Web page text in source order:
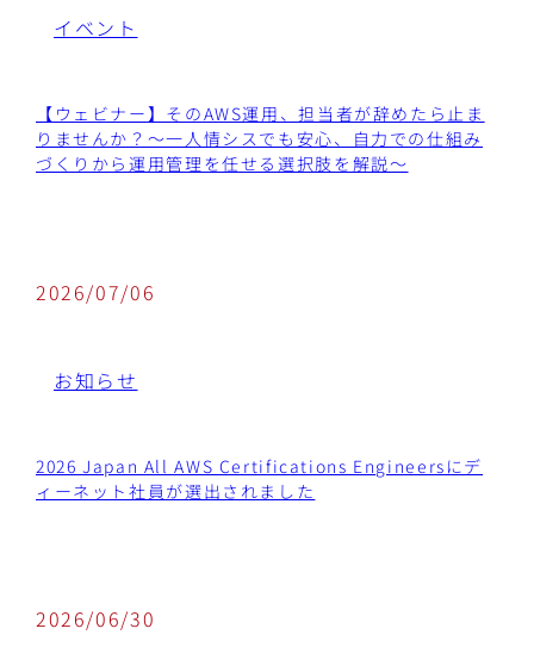
イベント
【ウェビナー】そのAWS運用、担当者が辞めたら止ま
りませんか？～一人情シスでも安心、自力での仕組み
づくりから運用管理を任せる選択肢を解説〜
2026/07/06
お知らせ
2026 Japan All AWS Certifications Engineersにデ
ィーネット社員が選出されました
2026/06/30